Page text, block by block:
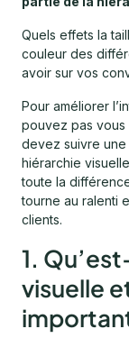
Quels effets la
couleur des
avoir sur vos
Pour améliorer
pouvez pas vous
devez suivre une
hiérarchie
toute la
tourne au ralenti
clients.
1.
visuelle